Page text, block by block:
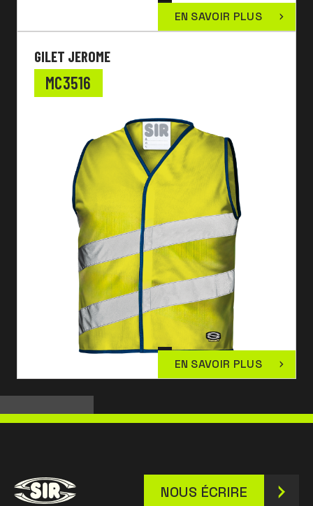
EN SAVOIR PLUS
GILET JEROME
MC3516
EN SAVOIR PLUS
NOUS ÉCRIRE